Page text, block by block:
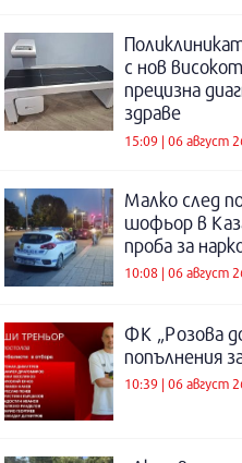
с нов
прецизна
здраве
15:09 | 06 август
Малко след
шофьор в
проба за
10:08 | 06 август
ФК „Розова
попълнения
10:39 | 06 август